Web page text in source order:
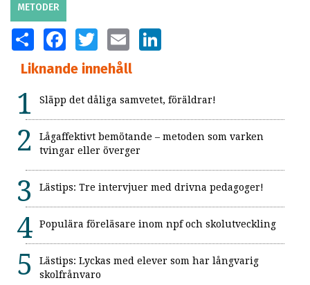
METODER
SHARE FACEBOOKTWITTER EMAIL
Liknande innehåll
Släpp det dåliga samvetet, föräldrar!
Lågaffektivt bemötande – metoden som varken
tvingar eller överger
Lästips: Tre intervjuer med drivna pedagoger!
Populära föreläsare inom npf och skolutveckling
Lästips: Lyckas med elever som har långvarig
skolfrånvaro